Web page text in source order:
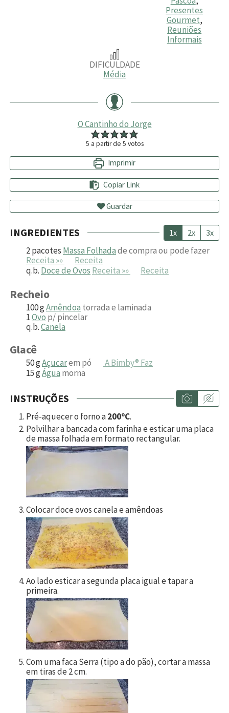
Presentes
Gourmet,
Reuniões
Informais
DIFICULDADE
Média
O Cantinho do Jorge
5 a partir de 5 votos
Imprimir
Copiar Link
Guardar
INGREDIENTES 1x 2x 3x
2pacotes Massa Folhadade compra ou pode fazer
Receita »»
Receita
q.b. Doce de Ovos Receita »» Receita
Recheio
100gAmêndoa torrada e laminada
1Ovo p/ pincelar
q.b.Canela
Glacê
50gAçucarem pó
A Bimby® Faz
15gÁgua morna
INSTRUÇÕES
Pré-aquecer o forno a200ºC.
Polvilhar a bancada com farinha e esticar uma placa
de massa folhada em formato rectangular.
Colocar doce ovos canela e amêndoas
Ao lado esticar a segunda placa igual e tapar a
primeira.
Com uma faca Serra (tipo a do pão), cortar a massa
em tiras de 2 cm.